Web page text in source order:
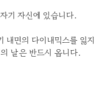
기 자신에 있습니다.
내면의 다이내믹스를 잃지
날은 반드시 옵니다.